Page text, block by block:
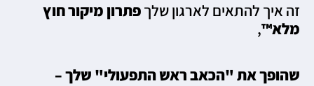
זה איך להתאים לארגון שלךפתרון מיקור חוץ
מלא™,
שהופך את "הכאב ראש התפעולי" שלך –